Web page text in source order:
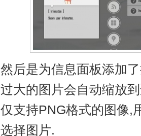
然后是为信息面板添加
过大的图片会自动缩放
仅支持PNG格式的图像,
选择图片.